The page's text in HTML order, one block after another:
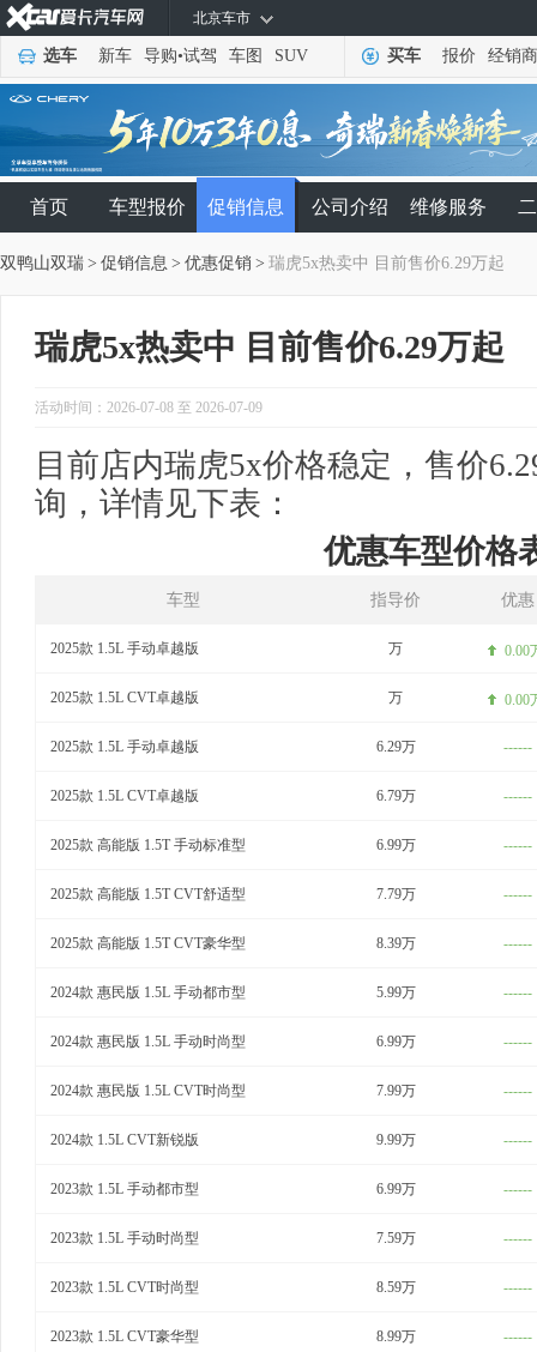
北京车市
选车 新车 导购•试驾 车图 SUV 买车 报价 经销商
首页 车型报价 促销信息 公司介绍 维修服务
双鸭山双瑞 > 促销信息 > 优惠促销 > 瑞虎5x热卖中 目前售价6.29万起
瑞虎5x热卖中 目前售价6.29万起
活动时间：2026-07-08 至 2026-07-09
目前店内瑞虎5x价格稳定，售价
询，详情见下表：
优惠车型价格
车型 指导价 优惠
2025款 1.5L 手动卓越版 万 0.00
2025款 1.5L CVT卓越版 万 0.00
2025款 1.5L 手动卓越版 6.29万 ------
2025款 1.5L CVT卓越版 6.79万 ------
2025款 高能版 1.5T 手动标准型 6.99万 ------
2025款 高能版 1.5T CVT舒适型 7.79万 ------
2025款 高能版 1.5T CVT豪华型 8.39万 ------
2024款 惠民版 1.5L 手动都市型 5.99万 ------
2024款 惠民版 1.5L 手动时尚型 6.99万 ------
2024款 惠民版 1.5L CVT时尚型 7.99万 ------
2024款 1.5L CVT新锐版 9.99万 ------
2023款 1.5L 手动都市型 6.99万 ------
2023款 1.5L 手动时尚型 7.59万 ------
2023款 1.5L CVT时尚型 8.59万 ------
2023款 1.5L CVT豪华型 8.99万 ------